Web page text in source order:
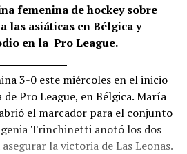
femenina de hockey sobre
las asiáticas en Bélgica y
en la Pro League.
3-0 este miércoles en el inicio
Pro League, en Bélgica. María
el marcador para el conjunto
Trinchinetti anotó los dos
la victoria de Las Leonas.